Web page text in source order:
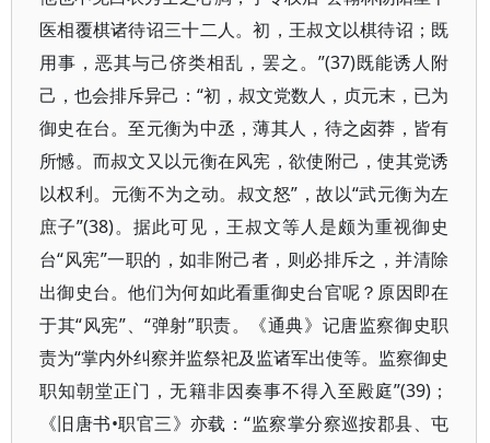
医相覆棋诸待诏三十二人。初，王叔文以棋待诏；既
用事，恶其与己侪类相乱，罢之。”(37)既能诱人附
己，也会排斥异己：“初，叔文党数人，贞元末，已为
御史在台。至元衡为中丞，薄其人，待之卤莽，皆有
所憾。而叔文又以元衡在风宪，欲使附己，使其党诱
以权利。元衡不为之动。叔文怒”，故以“武元衡为左
庶子”(38)。据此可见，王叔文等人是颇为重视御史
台“风宪”一职的，如非附己者，则必排斥之，并清除
出御史台。他们为何如此看重御史台官呢？原因即在
于其“风宪”、“弹射”职责。《通典》记唐监察御史职
责为“掌内外纠察并监祭祀及监诸军出使等。监察御史
职知朝堂正门，无籍非因奏事不得入至殿庭”(39)；
《旧唐书•职官三》亦载：“监察掌分察巡按郡县、屯